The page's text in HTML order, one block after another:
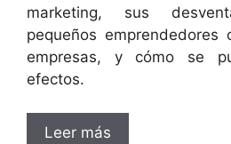
marketing, sus
pequeños emprendedores
empresas, y cómo se
efectos.
Leer más